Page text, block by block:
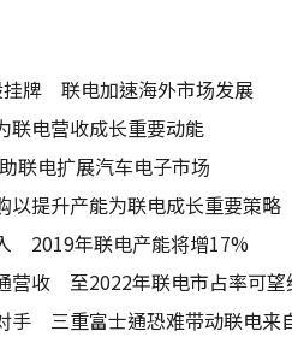
挂牌 联电加速海外市场发展
联电营收成长重要动能
联电扩展汽车电子市场
以提升产能为联电成长重要策略
2019年联电产能将增17%
营收 至2022年联电市占率可望
手 三重富士通恐难带动联电来